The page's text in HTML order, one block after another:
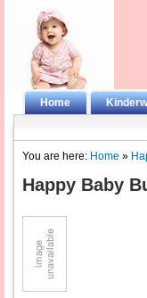
Home
You are here: Home »
Happy Baby